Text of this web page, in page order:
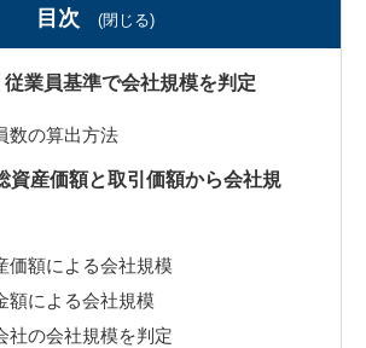
目次 (閉じる)
業員基準で会社規模を判定
数の算出方法
資産価額と取引価額から会社規
価額による会社規模
額による会社規模
社の会社規模を判定